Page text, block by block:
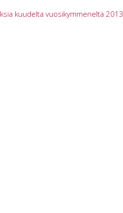
kuudelta vuosikymmeneltä 2013